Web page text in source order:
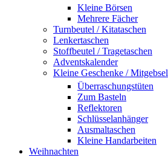
Kleine Börsen
Mehrere Fächer
Turnbeutel / Kitataschen
Lenkertaschen
Stoffbeutel / Tragetaschen
Adventskalender
Kleine Geschenke / Mitgebsel
Überraschungstüten
Zum Basteln
Reflektoren
Schlüsselanhänger
Ausmaltaschen
Kleine Handarbeiten
Weihnachten